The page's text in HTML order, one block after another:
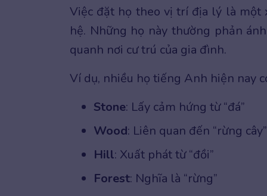
Việc đặt họ theo vị trí địa lý là một
hệ. Những họ này thường phản
quanh nơi cư trú của gia đình.
Ví dụ, nhiều họ tiếng Anh hiện nay
Stone: Lấy cảm hứng từ “đá”
Wood: Liên quan đến “rừng cây”
Hill: Xuất phát từ “đồi”
Forest: Nghĩa là “rừng”